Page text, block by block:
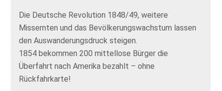
Die Deutsche Revolution 1848/49, weitere
Missernten und das Bevölkerungswachstum lassen
den Auswanderungsdruck steigen.
1854 bekommen 200 mittellose Bürger die
Überfahrt nach Amerika bezahlt – ohne
Rückfahrkarte!